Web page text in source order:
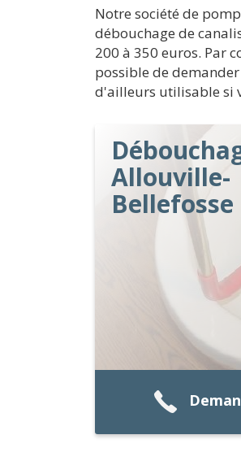
Notre société de
débouchage de
200 à 350 euros. Par
possible de
d'ailleurs utilisable si
Allouville-
Bellefosse